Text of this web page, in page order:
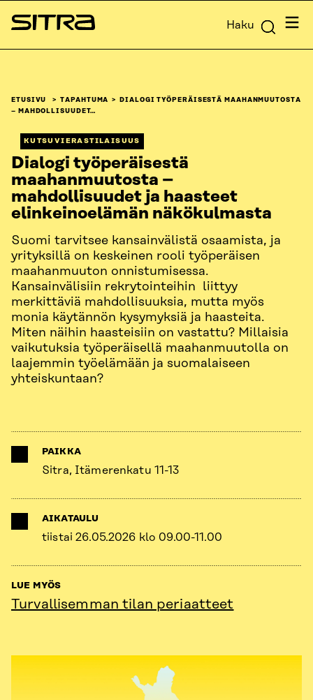
Siirry
suoraan
Sitra Haku
ETUSIVU TAPAHTUMA
DIALOGI TYÖPERÄISESTÄ MAAHANMUUTOSTA
– MAHDOLLISUUDET…
KUTSUVIERASTILAISUUS
Dialogi työperäisestä
maahanmuutosta –
mahdollisuudet ja haasteet
elinkeinoelämän näkökulmasta
Suomi tarvitsee kansainvälistä osaamista, ja
yrityksillä on keskeinen rooli työperäisen
maahanmuuton onnistumisessa.
Kansainvälisiin rekrytointeihin liittyy
merkittäviä mahdollisuuksia, mutta myös
monia käytännön kysymyksiä ja haasteita.
Miten näihin haasteisiin on vastattu? Millaisia
vaikutuksia työperäisellä maahanmuutolla on
laajemmin työelämään ja suomalaiseen
yhteiskuntaan?
PAIKKA
Sitra, Itämerenkatu 11-13
AIKATAULU
tiistai 26.05.2026 klo 09.00-11.00
LUE MYÖS
Turvallisemman tilan periaatteet